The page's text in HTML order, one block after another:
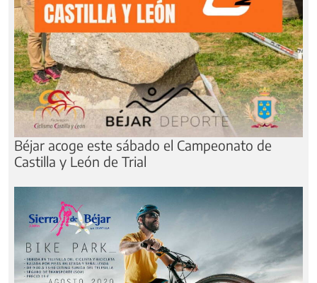
Béjar acoge este sábado el Campeonato de
Castilla y León de Trial